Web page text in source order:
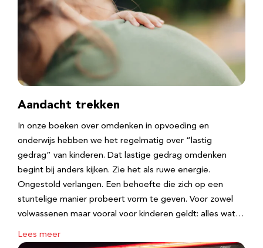
Aandacht trekken
In onze boeken over omdenken in opvoeding en
onderwijs hebben we het regelmatig over “lastig
gedrag” van kinderen. Dat lastige gedrag omdenken
begint bij anders kijken. Zie het als ruwe energie.
Ongestold verlangen. Een behoefte die zich op een
stuntelige manier probeert vorm te geven. Voor zowel
volwassenen maar vooral voor kinderen geldt: alles wat…
Lees meer